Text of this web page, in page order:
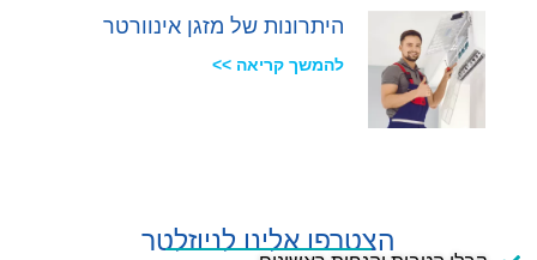
היתרונות של מזגן אינוורטר
להמשך קריאה >>
הצטרפו אלינו לניוזלטר